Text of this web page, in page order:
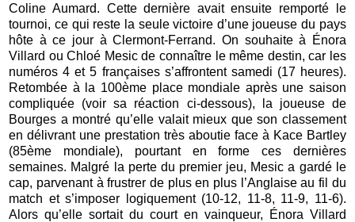
Coline Aumard. Cette dernière avait ensuite remporté le
tournoi, ce qui reste la seule victoire d’une joueuse du pays
hôte à ce jour à Clermont-Ferrand. On souhaite à Énora
Villard ou Chloé Mesic de connaître le même destin, car les
numéros 4 et 5 françaises s’affrontent samedi (17 heures).
Retombée à la 100ème place mondiale après une saison
compliquée (voir sa réaction ci-dessous), la joueuse de
Bourges a montré qu’elle valait mieux que son classement
en délivrant une prestation très aboutie face à Kace Bartley
(85ème mondiale), pourtant en forme ces dernières
semaines. Malgré la perte du premier jeu, Mesic a gardé le
cap, parvenant à frustrer de plus en plus l’Anglaise au fil du
match et s’imposer logiquement (10-12, 11-8, 11-9, 11-6).
Alors qu’elle sortait du court en vainqueur, Énora Villard